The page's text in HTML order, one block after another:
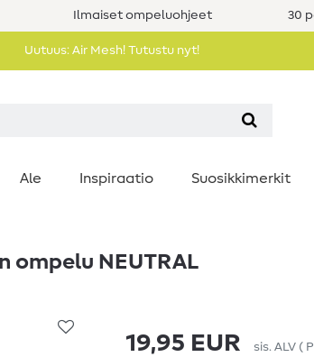
Ilmaiset ompeluohjeet 30
Uutuus: Air Mesh! Tutustu nyt!
Ale Inspiraatio Suosikkimerkit
NEUTRAL
19,95 EUR sis. ALV (